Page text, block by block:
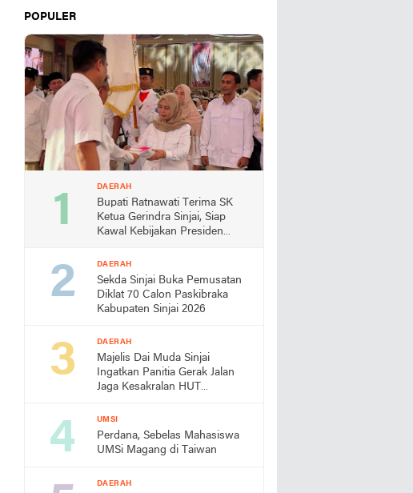
POPULER
DAERAH
Bupati Ratnawati Terima SK
Ketua Gerindra Sinjai, Siap
Kawal Kebijakan Presiden
DAERAH
Sekda Sinjai Buka Pemusatan
Diklat 70 Calon Paskibraka
Kabupaten Sinjai 2026
DAERAH
Majelis Dai Muda Sinjai
Ingatkan Panitia Gerak Jalan
Jaga Kesakralan HUT
UMSI
Perdana, Sebelas Mahasiswa
UMSi Magang di Taiwan
DAERAH